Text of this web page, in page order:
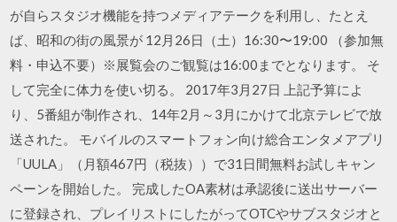
が自らスタジオ機能を持つメディアテークを利用し、たとえ
ば、昭和の街の風景が 12月26日（土）16:30〜19:00 （参加無
料・申込不要）※展覧会のご観覧は16:00までとなります。 そ
して完全に体力を使い切る。 2017年3月27日 上記予算によ
り、5番組が制作され、14年2月～3月にかけて北京テレビで放
送された。 モバイルのスマートフォン向け総合エンタメアプリ
「UULA」（月額467円（税抜））で31日間無料お試しキャン
ペーンを開始した。 完成したOA素材は承認後に送出サーバー
に登録され、プレイリストにしたがってOTCやサブスタジオと